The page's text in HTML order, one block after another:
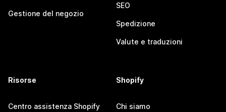
Gestione del negozio
SEO
Spedizione
Valute e traduzioni
Risorse
Centro assistenza Shopify
Shopify
Chi siamo